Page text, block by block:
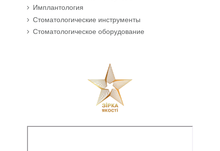
Имплантология
Стоматологические инструменты
Стоматологическое оборудование